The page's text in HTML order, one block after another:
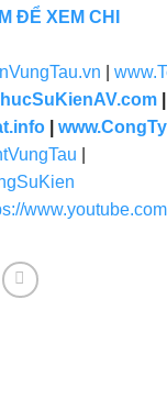
ĐỂ XEM CHI